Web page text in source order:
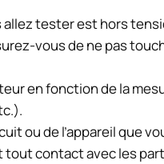
tester est hors
vous de ne pas
en fonction de la
ou de l’appareil que
tout contact avec les